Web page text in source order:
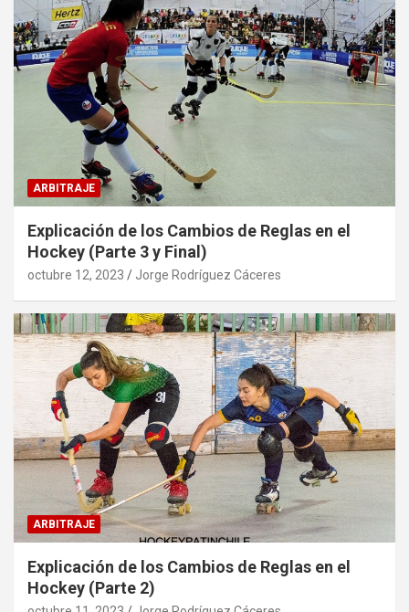
ARBITRAJE
Explicación de los Cambios de Reglas en el
Hockey (Parte 3 y Final)
octubre 12, 2023 Jorge Rodríguez Cáceres
ARBITRAJE
Explicación de los Cambios de Reglas en el
Hockey (Parte 2)